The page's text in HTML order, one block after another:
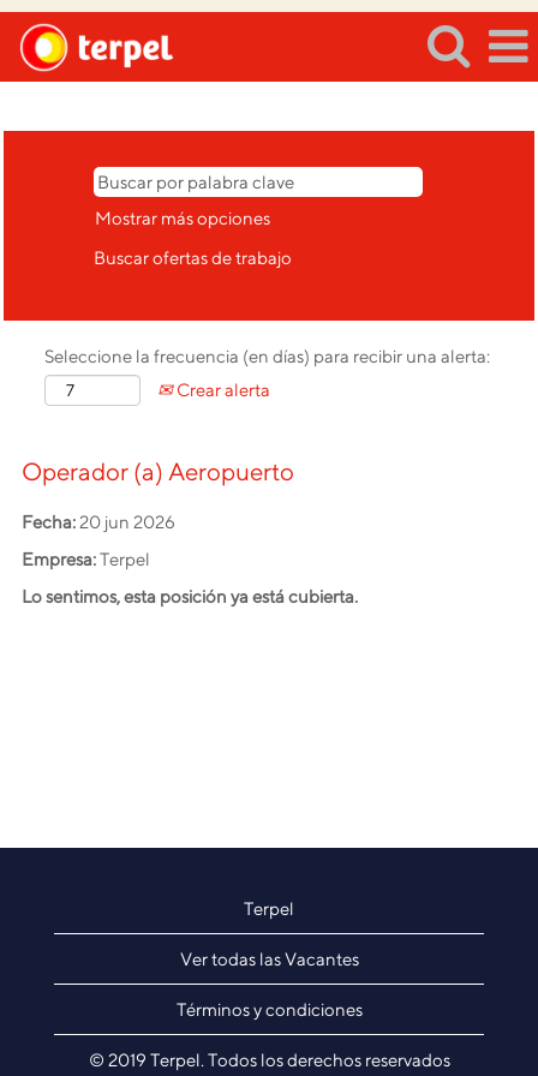
Mostrar más opciones
Seleccione la frecuencia (en días) para recibir una alerta:
Crear alerta
Operador (a) Aeropuerto
Fecha: 20 jun 2026
Empresa:Terpel
Lo sentimos, esta posición ya está cubierta.
Terpel
Ver todas las Vacantes
Términos y condiciones
© 2019 Terpel. Todos los derechos reservados